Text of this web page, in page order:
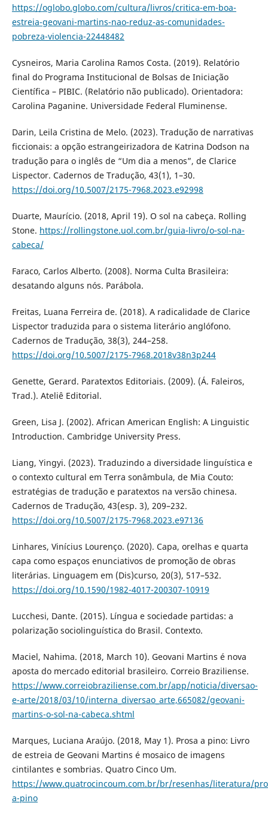
https://oglobo.globo.com/cultura/livros/critica-em-boa-
estreia-geovani-martins-nao-reduz-as-comunidades-
pobreza-violencia-22448482
Cysneiros, Maria Carolina Ramos Costa. (2019). Relatório
final do Programa Institucional de Bolsas de Iniciação
Científica – PIBIC. (Relatório não publicado). Orientadora:
Carolina Paganine. Universidade Federal Fluminense.
Darin, Leila Cristina de Melo. (2023). Tradução de narrativas
ficcionais: a opção estrangeirizadora de Katrina Dodson na
tradução para o inglês de “Um dia a menos”, de Clarice
Lispector. Cadernos de Tradução, 43(1), 1–30.
https://doi.org/10.5007/2175-7968.2023.e92998
Duarte, Maurício. (2018, April 19). O sol na cabeça. Rolling
Stone. https://rollingstone.uol.com.br/guia-livro/o-sol-na-
cabeca/
Faraco, Carlos Alberto. (2008). Norma Culta Brasileira:
desatando alguns nós. Parábola.
Freitas, Luana Ferreira de. (2018). A radicalidade de Clarice
Lispector traduzida para o sistema literário anglófono.
Cadernos de Tradução, 38(3), 244–258.
https://doi.org/10.5007/2175-7968.2018v38n3p244
Genette, Gerard. Paratextos Editoriais. (2009). (Á. Faleiros,
Trad.). Ateliê Editorial.
Green, Lisa J. (2002). African American English: A Linguistic
Introduction. Cambridge University Press.
Liang, Yingyi. (2023). Traduzindo a diversidade linguística e
o contexto cultural em Terra sonâmbula, de Mia Couto:
estratégias de tradução e paratextos na versão chinesa.
Cadernos de Tradução, 43(esp. 3), 209–232.
https://doi.org/10.5007/2175-7968.2023.e97136
Linhares, Vinícius Lourenço. (2020). Capa, orelhas e quarta
capa como espaços enunciativos de promoção de obras
literárias. Linguagem em (Dis)curso, 20(3), 517–532.
https://doi.org/10.1590/1982-4017-200307-10919
Lucchesi, Dante. (2015). Língua e sociedade partidas: a
polarização sociolinguística do Brasil. Contexto.
Maciel, Nahima. (2018, March 10). Geovani Martins é nova
aposta do mercado editorial brasileiro. Correio Braziliense.
https://www.correiobraziliense.com.br/app/noticia/diversao-
e-arte/2018/03/10/interna_diversao_arte,665082/geovani-
martins-o-sol-na-cabeca.shtml
Marques, Luciana Araújo. (2018, May 1). Prosa a pino: Livro
de estreia de Geovani Martins é mosaico de imagens
cintilantes e sombrias. Quatro Cinco Um.
https://www.quatrocincoum.com.br/br/resenhas/literatura/
a-pino